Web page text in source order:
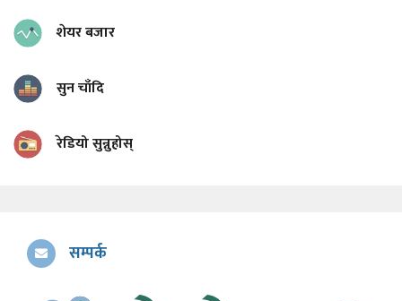
शेयर बजार
सुन चाँदि
रेडियो सुन्नुहोस्
सम्पर्क